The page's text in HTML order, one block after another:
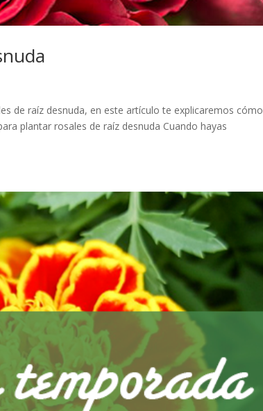
de raíz desnuda, en este artículo te explicaremos cómo
plantar rosales de raíz desnuda Cuando hayas